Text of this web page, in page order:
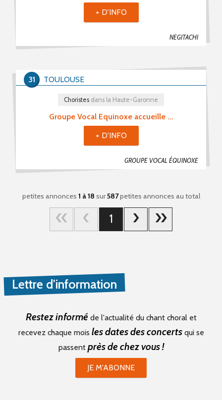
NEGITACHI
+ D'INFO
Groupe Vocal Equinoxe accueille ...
GROUPE VOCAL ÉQUINOXE
Choristes dans la Haute-Garonne
TOULOUSE
31
+ D'INFO
petites annonces 1 à 18 sur587petites annonces au total
1
Lettre d'information
Restez informé de l'actualité du chant choral et
recevez chaque mois les dates des concertsqui se
passent près de chez vous !
JE M'ABONNE